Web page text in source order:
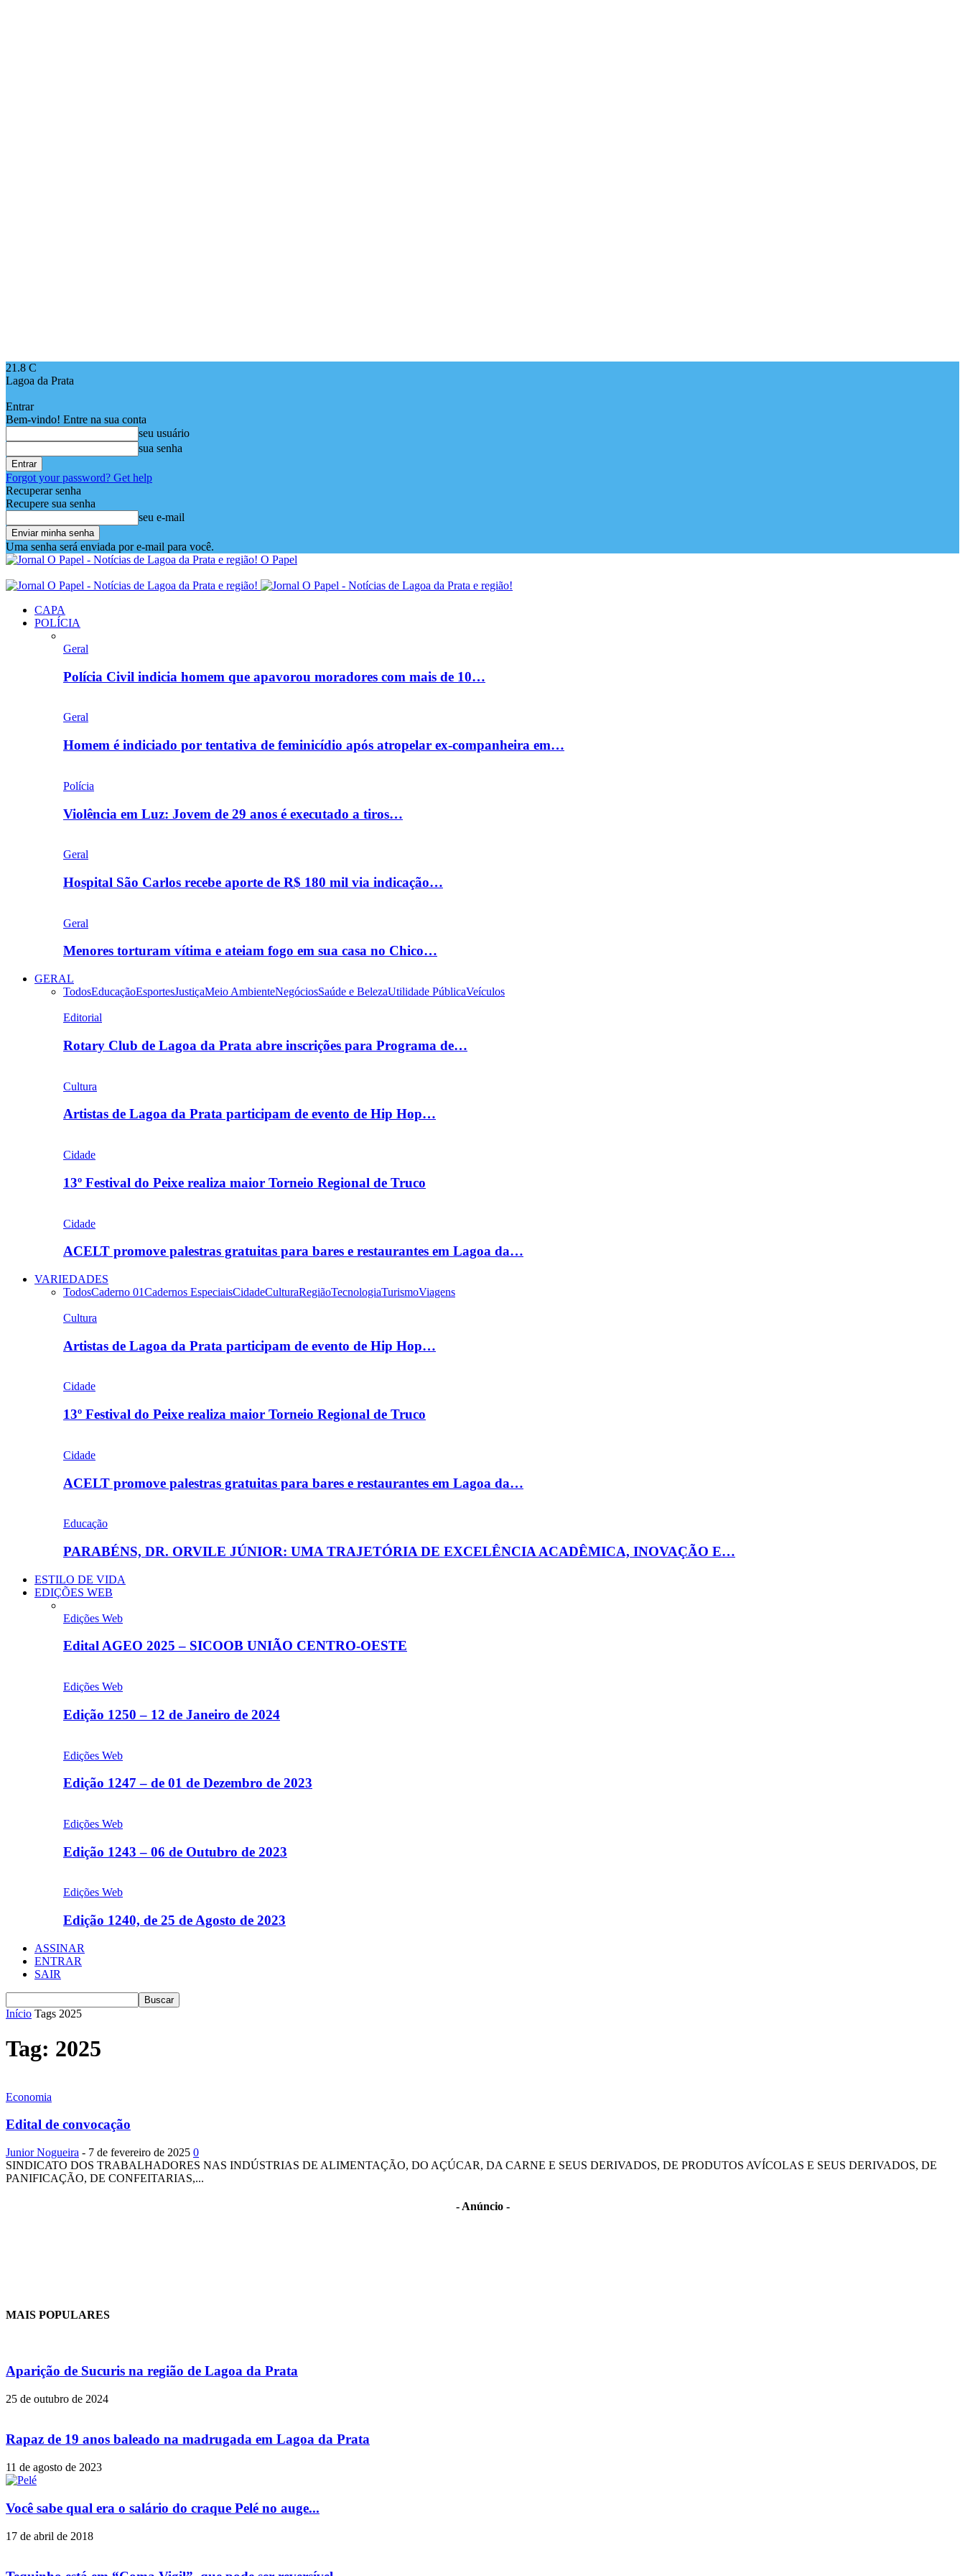
21.8 C
Lagoa da Prata
Entrar
Bem-vindo! Entre na sua conta
seu usuário
sua senha
Forgot your password? Get help
Recuperar senha
Recupere sua senha
seu e-mail
Uma senha será enviada por e-mail para você.
O Papel
CAPA
POLÍCIA
Geral
Polícia Civil indicia homem que apavorou moradores com mais de 10…
Geral
Homem é indiciado por tentativa de feminicídio após atropelar ex-companheira em…
Polícia
Violência em Luz: Jovem de 29 anos é executado a tiros…
Geral
Hospital São Carlos recebe aporte de R$ 180 mil via indicação…
Geral
Menores torturam vítima e ateiam fogo em sua casa no Chico…
GERAL
TodosEducaçãoEsportesJustiçaMeio AmbienteNegóciosSaúde e BelezaUtilidade PúblicaVeículos
Editorial
Rotary Club de Lagoa da Prata abre inscrições para Programa de…
Cultura
Artistas de Lagoa da Prata participam de evento de Hip Hop…
Cidade
13º Festival do Peixe realiza maior Torneio Regional de Truco
Cidade
ACELT promove palestras gratuitas para bares e restaurantes em Lagoa da…
VARIEDADES
TodosCaderno 01Cadernos EspeciaisCidadeCulturaRegiãoTecnologiaTurismoViagens
Cultura
Artistas de Lagoa da Prata participam de evento de Hip Hop…
Cidade
13º Festival do Peixe realiza maior Torneio Regional de Truco
Cidade
ACELT promove palestras gratuitas para bares e restaurantes em Lagoa da…
Educação
PARABÉNS, DR. ORVILE JÚNIOR: UMA TRAJETÓRIA DE EXCELÊNCIA ACADÊMICA, INOVAÇÃO E…
ESTILO DE VIDA
EDIÇÕES WEB
Edições Web
Edital AGEO 2025 – SICOOB UNIÃO CENTRO-OESTE
Edições Web
Edição 1250 – 12 de Janeiro de 2024
Edições Web
Edição 1247 – de 01 de Dezembro de 2023
Edições Web
Edição 1243 – 06 de Outubro de 2023
Edições Web
Edição 1240, de 25 de Agosto de 2023
ASSINAR
ENTRAR
SAIR
Início Tags 2025
Tag: 2025
Economia
Edital de convocação
Junior Nogueira - 7 de fevereiro de 2025 0
SINDICATO DOS TRABALHADORES NAS INDÚSTRIAS DE ALIMENTAÇÃO, DO AÇÚCAR, DA CARNE E SEUS DERIVADOS, DE PRODUTOS AVÍCOLAS E SEUS DERIVADOS, DE
PANIFICAÇÃO, DE CONFEITARIAS,...
- Anúncio -
MAIS POPULARES
Aparição de Sucuris na região de Lagoa da Prata
25 de outubro de 2024
Rapaz de 19 anos baleado na madrugada em Lagoa da Prata
11 de agosto de 2023
Você sabe qual era o salário do craque Pelé no auge...
17 de abril de 2018